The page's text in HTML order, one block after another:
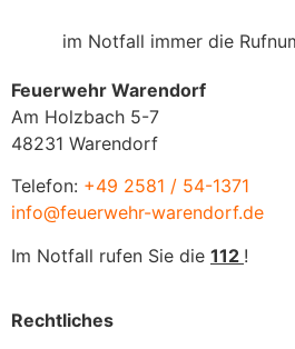
im Notfall immer die
Feuerwehr Warendorf
Am Holzbach 5-7
48231 Warendorf
Telefon: +49 2581 / 54-1371
info@feuerwehr-warendorf.de
Im Notfall rufen Sie die 112 !
Rechtliches